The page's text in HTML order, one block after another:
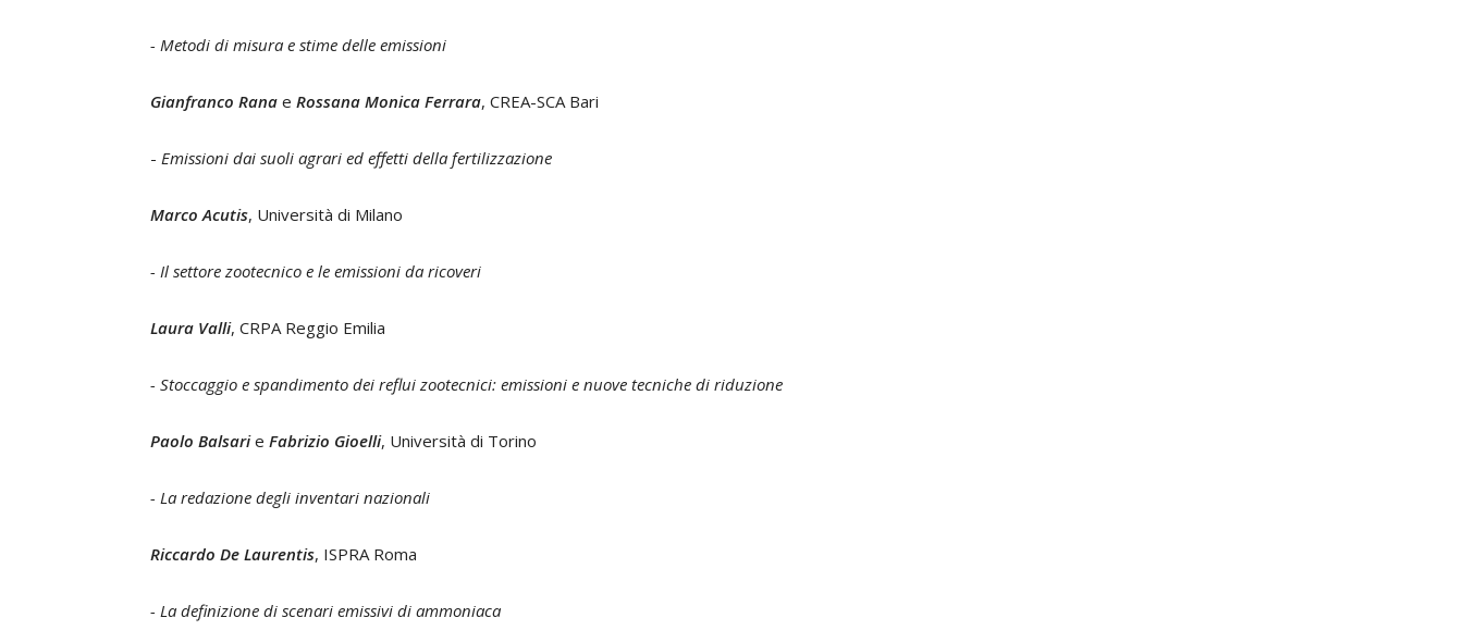
- Metodi di misura e stime delle emissioni
Gianfranco Rana e Rossana Monica Ferrara, CREA-SCA Bari
- Emissioni dai suoli agrari ed effetti della fertilizzazione
Marco Acutis, Università di Milano
- Il settore zootecnico e le emissioni da ricoveri
Laura Valli, CRPA Reggio Emilia
- Stoccaggio e spandimento dei reflui zootecnici: emissioni e nuove tecniche di riduzione
Paolo Balsarie Fabrizio Gioelli, Università di Torino
- La redazione degli inventari nazionali
Riccardo De Laurentis, ISPRA Roma
- La definizione di scenari emissivi di ammoniaca